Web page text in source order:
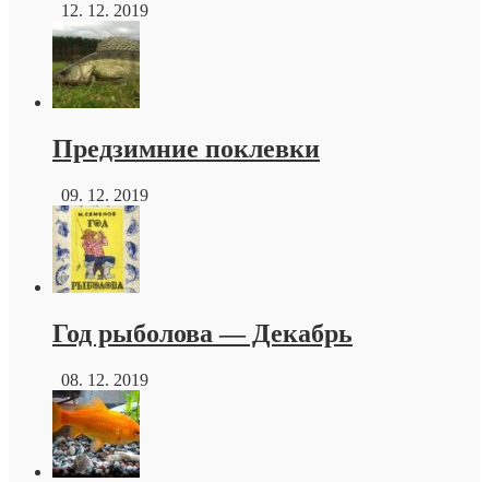
12. 12. 2019
Предзимние поклевки
09. 12. 2019
Год рыболова — Декабрь
08. 12. 2019